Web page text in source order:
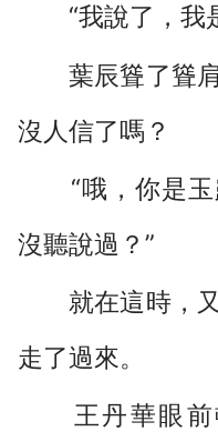
“我說了，我
葉辰聳了聳肩
沒人信了嗎？
“哦，你是玉
沒聽說過？”
就在這時，又
走了過來。
王丹華眼前